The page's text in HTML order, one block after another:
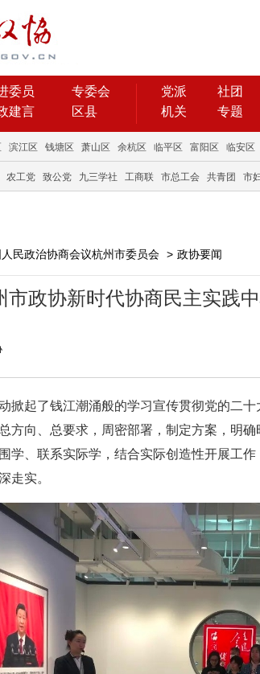
委员
专委会
建言 区县
党派 社团
机关
专题
滨江区 钱塘区 萧山区 余杭区 临平区 富阳区 临安区
农工党 致公党 九三学社 工商联 市总工会 共青团 市
民政治协商会议杭州市委员会 > 政协要闻
市政协新时代协商民主实践
掀起了钱江潮涌般的学习宣传贯彻党的二
方向、总要求，周密部署，制定方案，明
学、联系实际学，结合实际创造性开展工
走实。